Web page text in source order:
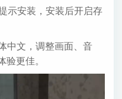
示安装，安装后开启存
中文，调整画面、音
验更佳。